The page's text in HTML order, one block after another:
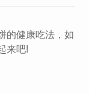
的健康吃法，如
来吧!